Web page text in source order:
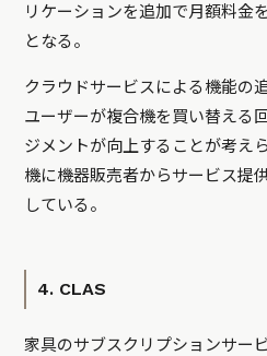
リケーションを追加で月額料金
となる。
クラウドサービスによる機能の
ユーザーが複合機を買い替える
ジメントが向上することが考え
機に機器販売者からサービス提
している。
4. CLAS
家具のサブスクリプションサー